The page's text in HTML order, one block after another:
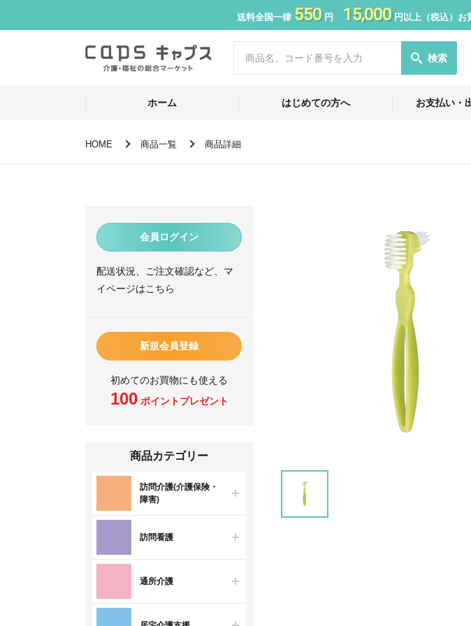
送料全国一律 550円 15,000円以上（税込）お
検索
ホーム はじめての方へ お支払い・
HOME 商品一覧 商品詳細
会員ログイン
配送状況、ご注文確認など、マ
イページはこちら
新規会員登録
初めてのお買物にも使える
100ポイントプレゼント
商品カテゴリー
訪問介護(介護保険・
障害)
訪問看護
通所介護